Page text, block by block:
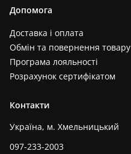
Допомога
Доставка і оплата
Обмін та повернення товару
Програма лояльності
Розрахунок сертифікатом
Контакти
Україна, м. Хмельницький
097-233-2003